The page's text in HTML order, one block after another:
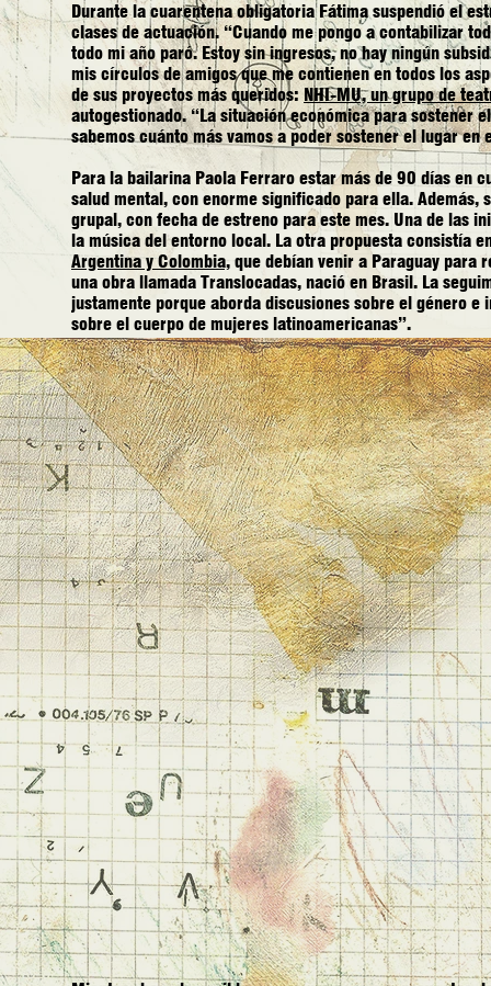
Durante la cuarentena obligatoria Fátima suspendió el
clases de actuación. “Cuando me pongo a contabilizar
todo mi año paró. Estoy sin ingresos, no hay ningún
mis círculos de amigos que me contienen en todos los
de sus proyectos más queridos: NHI-MU, un grupo de
autogestionado. “La situación económica para sostener
sabemos cuánto más vamos a poder sostener el lugar en
Para la bailarina Paola Ferraro estar más de 90 días en
salud mental, con enorme significado para ella. Además,
grupal, con fecha de estreno para este mes. Una de las
la música del entorno local. La otra propuesta consistía
Argentina y Colombia, que debían venir a Paraguay para
una obra llamada Translocadas, nació en Brasil. La
justamente porque aborda discusiones sobre el género
sobre el cuerpo de mujeres latinoamericanas”.